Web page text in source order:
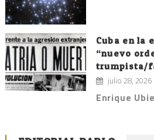
Cuba en la
“nuevo
trumpista/
julio 28, 2026
Enrique